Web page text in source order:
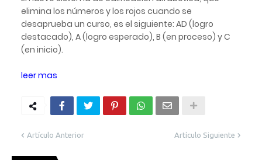
elimina los números y los rojos cuando se
desaprueba un curso, es el siguiente: AD (logro
destacado), A (logro esperado), B (en proceso) y C
(en inicio).
leer mas
Artículo Anterior Artículo Siguiente